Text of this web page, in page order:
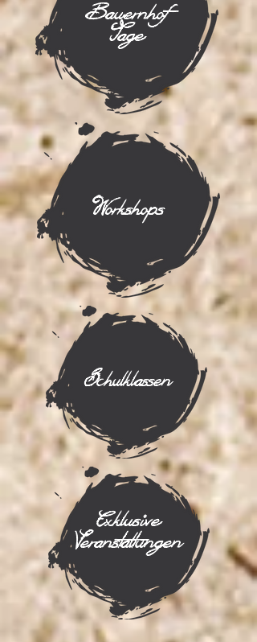
Bauernhof
Tage
Workshops
Schulklassen
Exklusive
Veranstaltungen